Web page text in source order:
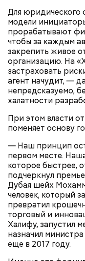
Для юридического
модели
прорабатывают
чтобы за каждым
закрепить живое
организацию. На
застраховать
агент начудит, —
непредсказуемо,
халатности
При этом власти
поменяет основу
— Наш принцип
первом месте.
которое быстрее,
подчеркнул
Дубая шейх
человек, который
превратил
торговый и
Халифу, запустил
назначил
еще в 2017 году.